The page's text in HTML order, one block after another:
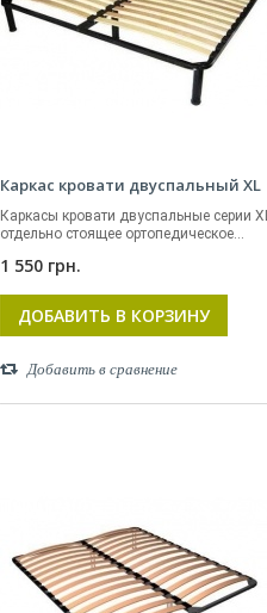
Каркас кровати двуспальный XL
Каркасы кровати двуспальные серии
отдельно стоящее ортопедическое...
1 550 грн.
ДОБАВИТЬ В КОРЗИНУ
Добавить в сравнение